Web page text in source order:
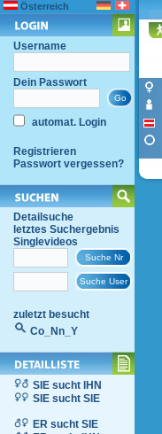
Österreich
Username
Dein Passwort
automat. Login
Registrieren
Passwort vergessen?
Detailsuche
letztes Suchergebnis
Singlevideos
zuletzt besucht
Co_Nn_Y
SIE sucht IHN
SIE sucht SIE
ER sucht SIE